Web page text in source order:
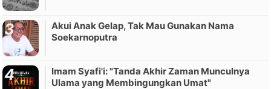
Akui Anak Gelap, Tak Mau Gunakan Nama
Soekarnoputra
Imam Syafi'i: "Tanda Akhir Zaman Munculnya
Ulama yang Membingungkan Umat"